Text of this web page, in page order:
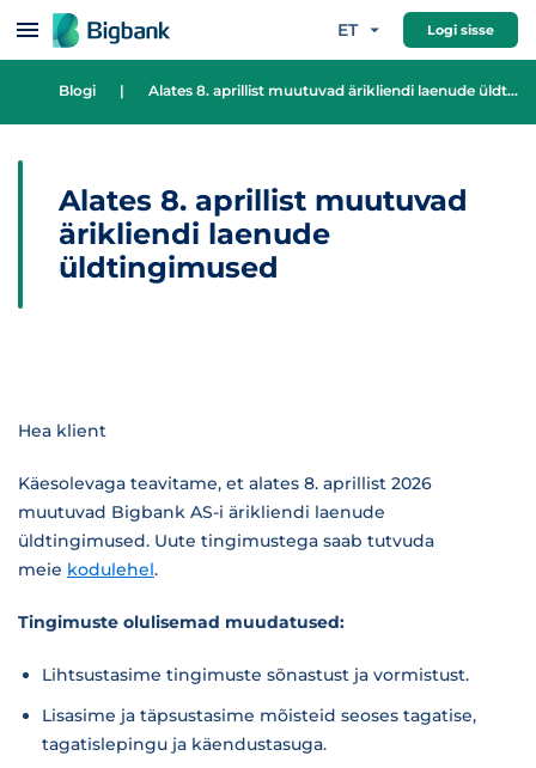
Hüppa sisu juurde ET Logi sisse
Blogi | Alates 8. aprillist muutuvad ärikliendi laenude üldtingimused
Alates 8. aprillist muutuvad
ärikliendi laenude
üldtingimused
Hea klient
Käesolevaga teavitame, et alates 8. aprillist 2026
muutuvad Bigbank AS-i ärikliendi laenude
üldtingimused. Uute tingimustega saab tutvuda
meie kodulehel.
Tingimuste olulisemad muudatused:
Lihtsustasime tingimuste sõnastust ja vormistust.
Lisasime ja täpsustasime mõisteid seoses tagatise,
tagatislepingu ja käendustasuga.